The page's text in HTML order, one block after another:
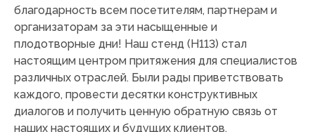
благодарность всем посетителям, партнерам и
организаторам за эти насыщенные и
плодотворные дни! Наш стенд (H113) стал
настоящим центром притяжения для специалистов
различных отраслей. Были рады приветствовать
каждого, провести десятки конструктивных
диалогов и получить ценную обратную связь от
наших настоящих и будущих клиентов.